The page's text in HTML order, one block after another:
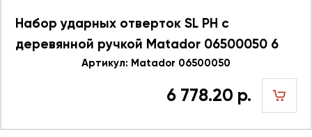
Набор ударных отверток SL PH с
деревянной ручкой Matador 06500050 6
Артикул: Matador 06500050
6 778.20 р.